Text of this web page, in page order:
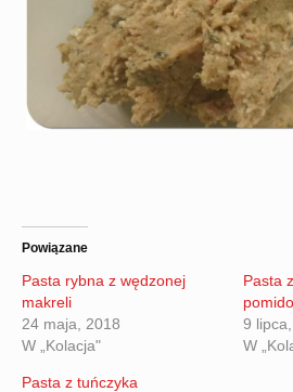
Powiązane
Pasta rybna z wędzonej
makreli
24 maja, 2018
W „Kolacja"
Pasta
9
W
Pasta z tuńczyka